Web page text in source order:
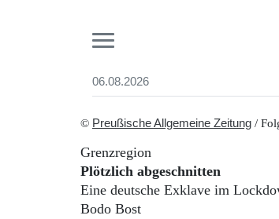
06.08.2026
Start
Aktuelle Ausgabe
Abonnenten-Login
Abonnent werden
Abo Prämien
Suchen und finden
© Preußische Allgemeine Zeitung /
Grenzregion
Plötzlich abgeschnitten
Eine deutsche Exklave im
Bodo Bost